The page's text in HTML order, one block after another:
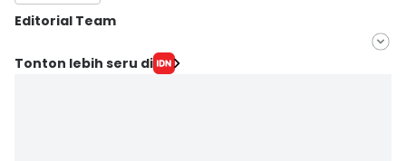
Editorial Team
Editor
Tonton lebih seru di